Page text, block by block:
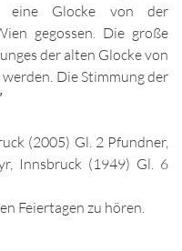
eine Glocke von der
gegossen. Die große
der alten Glocke von
Die Stimmung der
(2005) Gl. 2 Pfundner,
Innsbruck (1949) Gl. 6
Feiertagen zu hören.